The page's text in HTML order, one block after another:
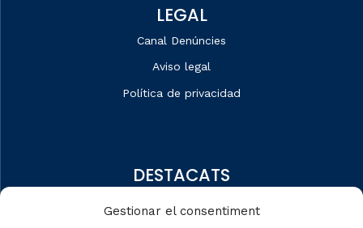
Gestionar el consentiment
LEGAL
Canal Denúncies
Aviso legal
Política de privacidad
DESTACATS